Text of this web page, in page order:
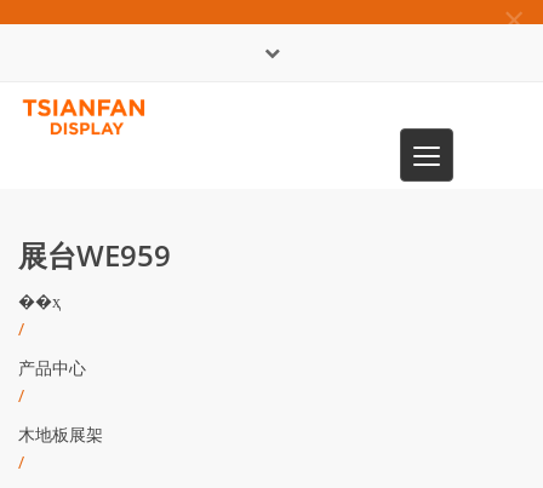
×
Toggle
navigation
展台WE959
��ҳ
/
产品中心
/
木地板展架
/